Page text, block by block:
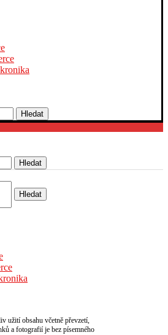
Hledat
Hledat
Hledat
užití obsahu včetně převzetí,
a fotografií je bez písemného